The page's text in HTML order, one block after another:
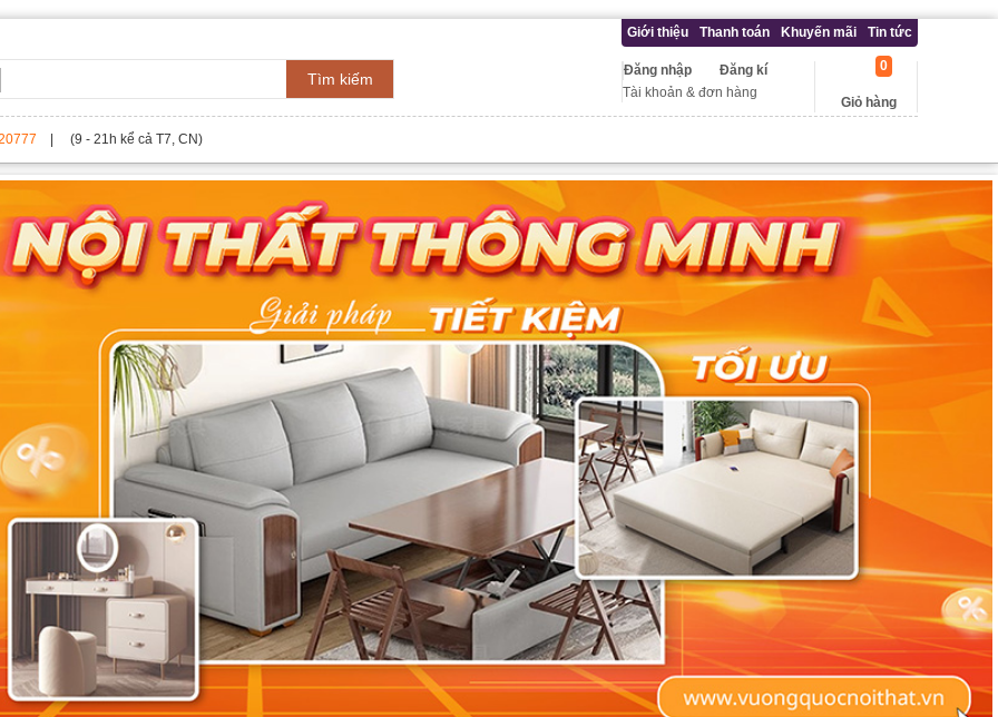
Tìm kiếm
Giới thiệu Thanh toán Khuyến mãi Tin tức
Đăng kí
Đăng nhập
Tài khoản & đơn hàng
Giỏ hàng
0
| (9 - 21h kể cả T7, CN)